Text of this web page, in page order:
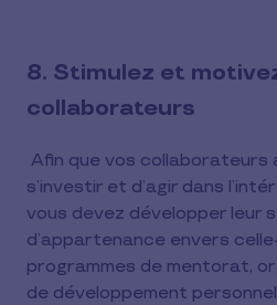
8. Stimulez et
collaborateurs
Afin que vos collaborateurs
s’investir et d’agir dans
vous devez développer leur
d’appartenance envers
programmes de mentorat,
de développement